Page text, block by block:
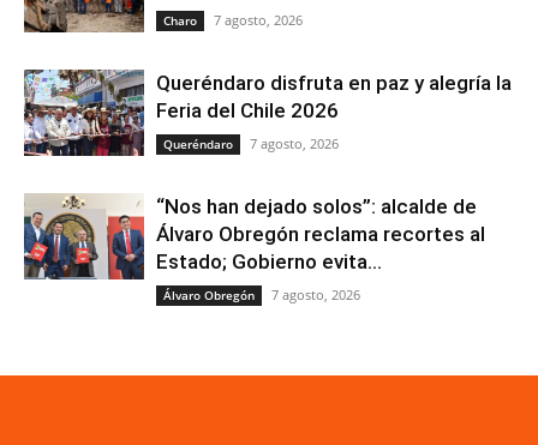
Charo 7 agosto, 2026
Queréndaro disfruta en paz y alegría la
Feria del Chile 2026
Queréndaro 7 agosto, 2026
“Nos han dejado solos”: alcalde de
Álvaro Obregón reclama recortes al
Estado; Gobierno evita...
Álvaro Obregón 7 agosto, 2026